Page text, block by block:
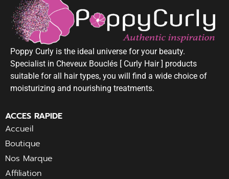
Poppy Curly is the ideal universe for your beauty.
Specialist in Cheveux Bouclés [ Curly Hair ] products
suitable for all hair types, you will find a wide choice of
moisturizing and nourishing treatments.
ACCES RAPIDE
Accueil
Boutique
Nos Marque
Affiliation